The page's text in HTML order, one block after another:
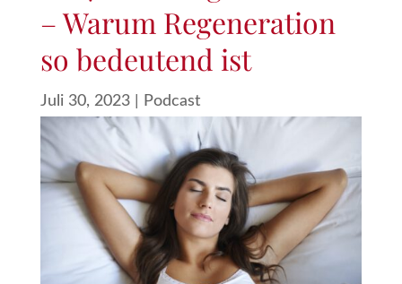
– Warum Regeneration
so bedeutend ist
Juli 30, 2023| Podcast